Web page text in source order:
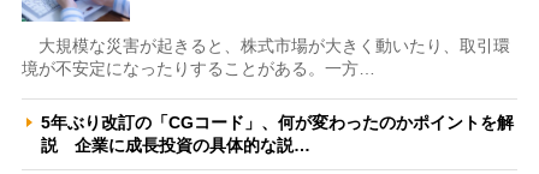
大規模な災害が起きると、株式市場が大きく動いたり、取引環
境が不安定になったりすることがある。一方…
5年ぶり改訂の「CGコード」、何が変わったのかポイントを解
説 企業に成長投資の具体的な説…